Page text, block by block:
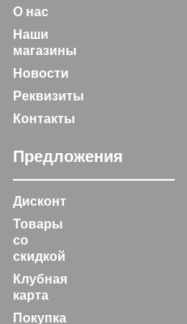
О нас
Наши
магазины
Новости
Реквизиты
Контакты
Предложения
Дисконт
Товары
со
скидкой
Клубная
карта
Покупка